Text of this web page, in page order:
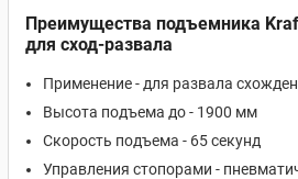
Преимущества подъемника
для сход-развала
Применение - для развала
Высота подъема до - 1900 мм
Скорость подъема - 65 секунд
Управления стопорами -